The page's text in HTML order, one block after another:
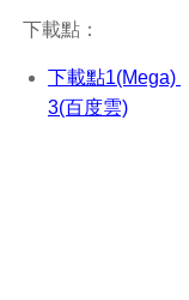
下載點：
下載點1(Mega)
3(百度雲)